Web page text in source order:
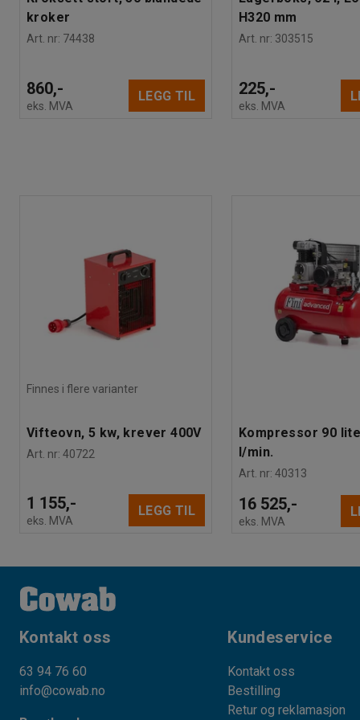
kroker
Art. nr: 74438
860,-
eks. MVA
LEGG TIL
H320 mm
Art. nr: 303515
225,-
eks. MVA
Finnes i flere varianter
Vifteovn, 5 kw, krever 400V
Art. nr: 40722
1 155,-
eks. MVA
LEGG TIL
Kompressor 90
l/min.
Art. nr: 40313
16 525,-
eks. MVA
Kontakt oss
63 94 76 60
info@cowab.no
Kundeservice
Kontakt oss
Bestilling
Retur og reklamasjon